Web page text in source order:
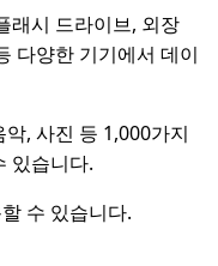
래시 드라이브, 외장
다양한 기기에서 데이
, 사진 등 1,000가지
있습니다.
수 있습니다.